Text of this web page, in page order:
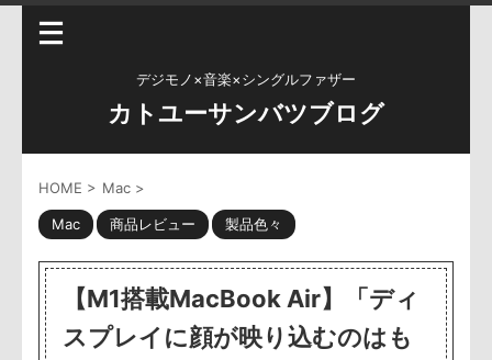
デジモノ×音楽×シングルファザー
カトユーサンバツブログ
HOME > Mac >
Mac 商品レビュー 製品色々
【M1搭載MacBook Air】「ディ
スプレイに顔が映り込むのはも